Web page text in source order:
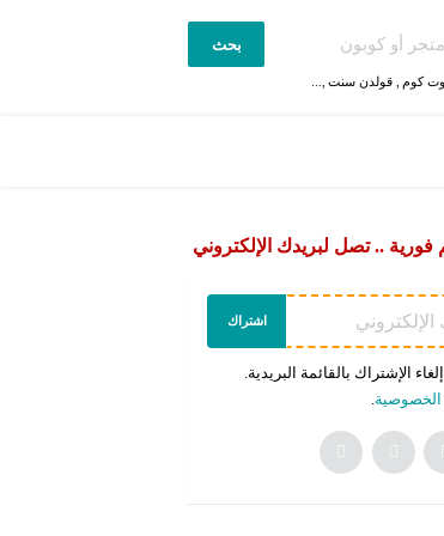
بحث
كوم قولدن سنت
.. تصل لبريدك الإلكتروني
اشتراك
الإشتراك بالقائمة البريدية.